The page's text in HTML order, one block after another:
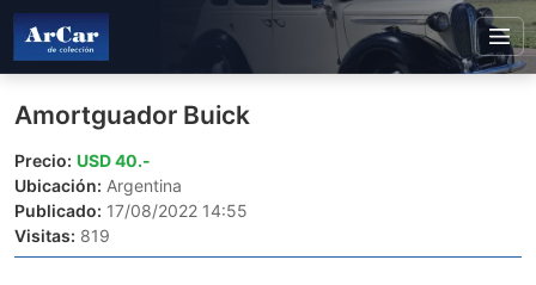
Amortguador Buick
Precio: USD 40.-
Ubicación: Argentina
Publicado: 17/08/2022 14:55
Visitas: 819